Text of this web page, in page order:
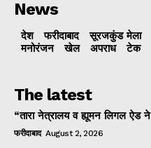
News
देश फरीदाबाद सूरजकुंड मेला
मनोरंजन
खेल अपराध टेक
The latest
“तारा नेत्रालय व ह्यूमन लिगल ऐड
फरीदाबाद August 2, 2026